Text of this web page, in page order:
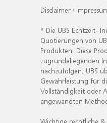
Disclaimer /
* Die UBS Echtzeit-
Quotierungen von
Produkten. Diese
zugrundeliegenden
nachzufolgen. UBS
Gewährleistung für
Vollständigkeit oder
angewandten